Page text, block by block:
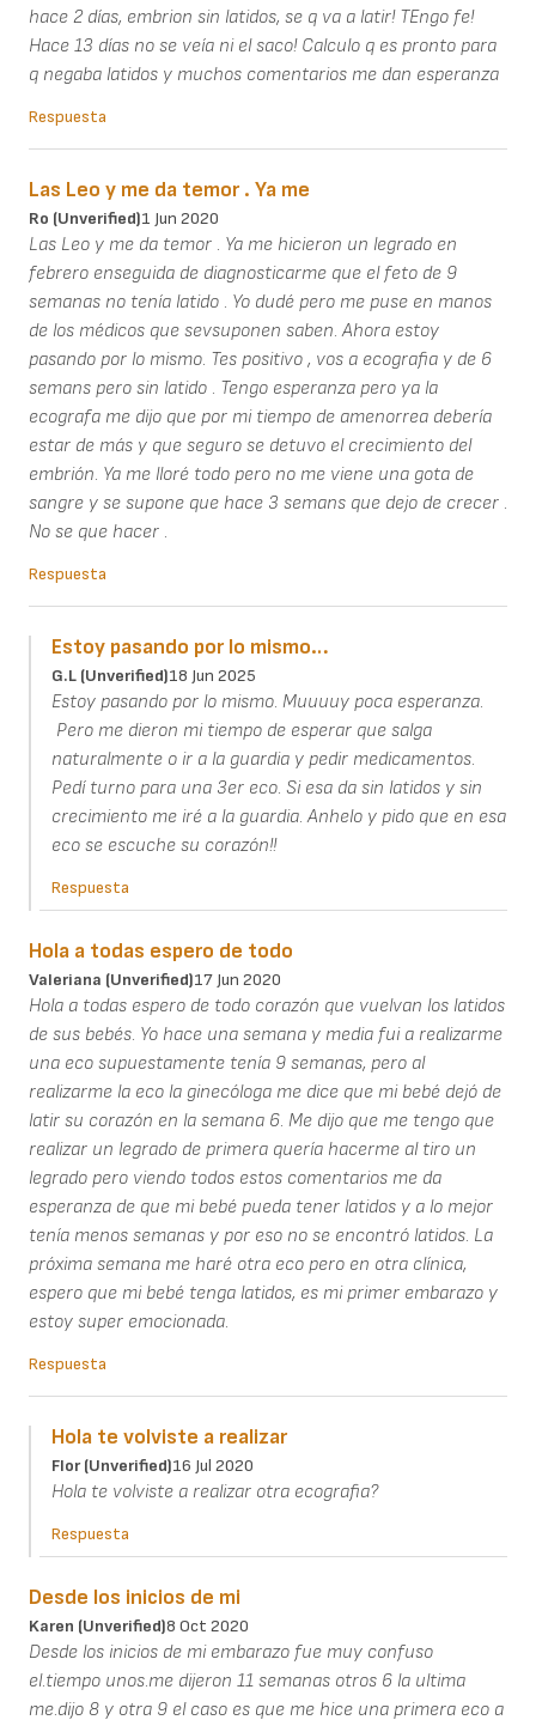
hace 2 días, embrion sin latidos, se q va a latir! TEngo fe!
Hace 13 días no se veía ni el saco! Calculo q es pronto para
q negaba latidos y muchos comentarios me dan esperanza
Respuesta
Las Leo y me da temor . Ya me
Ro (unverified)1 Jun 2020
Las Leo y me da temor . Ya me hicieron un legrado en
febrero enseguida de diagnosticarme que el feto de 9
semanas no tenía latido . Yo dudé pero me puse en manos
de los médicos que sevsuponen saben. Ahora estoy
pasando por lo mismo. Tes positivo , vos a ecografia y de 6
semans pero sin latido . Tengo esperanza pero ya la
ecografa me dijo que por mi tiempo de amenorrea debería
estar de más y que seguro se detuvo el crecimiento del
embrión. Ya me lloré todo pero no me viene una gota de
sangre y se supone que hace 3 semans que dejo de crecer .
No se que hacer .
Respuesta
Estoy pasando por lo mismo…
G.L (unverified)18 Jun 2025
Estoy pasando por lo mismo. Muuuuy poca esperanza.
Pero me dieron mi tiempo de esperar que salga
naturalmente o ir a la guardia y pedir medicamentos.
Pedí turno para una 3er eco. Si esa da sin latidos y sin
crecimiento me iré a la guardia. Anhelo y pido que en esa
eco se escuche su corazón!!
Respuesta
Hola a todas espero de todo
Valeriana (unverified)17 Jun 2020
Hola a todas espero de todo corazón que vuelvan los latidos
de sus bebés. Yo hace una semana y media fui a realizarme
una eco supuestamente tenía 9 semanas, pero al
realizarme la eco la ginecóloga me dice que mi bebé dejó de
latir su corazón en la semana 6. Me dijo que me tengo que
realizar un legrado de primera quería hacerme al tiro un
legrado pero viendo todos estos comentarios me da
esperanza de que mi bebé pueda tener latidos y a lo mejor
tenía menos semanas y por eso no se encontró latidos. La
próxima semana me haré otra eco pero en otra clínica,
espero que mi bebé tenga latidos, es mi primer embarazo y
estoy super emocionada.
Respuesta
Hola te volviste a realizar
Flor (unverified)16 Jul 2020
Hola te volviste a realizar otra ecografia?
Respuesta
Desde los inicios de mi
Karen (unverified)8 Oct 2020
Desde los inicios de mi embarazo fue muy confuso
el.tiempo unos.me dijeron 11 semanas otros 6 la ultima
me.dijo 8 y otra 9 el caso es que me hice una primera eco a